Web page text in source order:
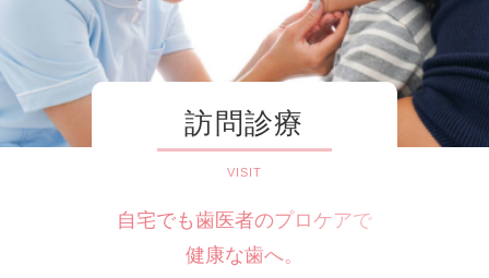
訪問診療
自宅でも歯医者のプロケアで
健康な歯へ。